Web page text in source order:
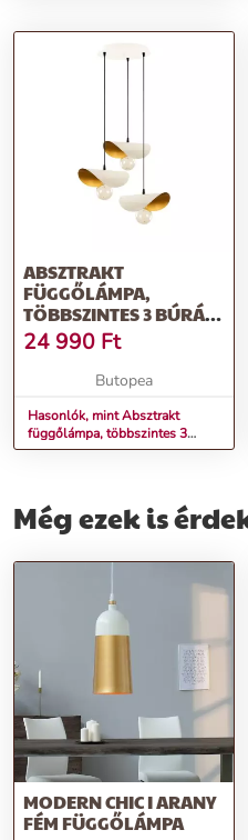
ABSZTRAKT
FÜGGŐLÁMPA,
TÖBBSZINTES 3 BÚRÁS,
ARANY-FEHÉR -
SOFOCLE
24 990 Ft
Butopea
Hasonlók, mint Absztrakt
függőlámpa, többszintes 3
búrás, arany-fehér - SOFOCLE
Még ezek is
MODERN CHIC I ARANY
FÉM FÜGGŐLÁMPA